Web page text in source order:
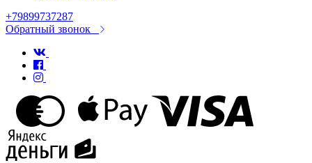
+79899737287
Обратный звонок